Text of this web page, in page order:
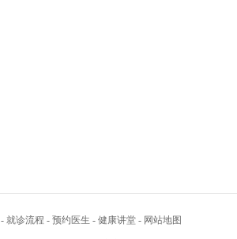
- 就诊流程 - 预约医生 - 健康讲堂 - 网站地图